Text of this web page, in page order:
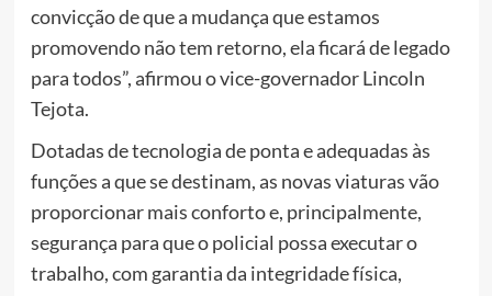
convicção de que a mudança que estamos
promovendo não tem retorno, ela ficará de legado
para todos”, afirmou o vice-governador Lincoln
Tejota.
Dotadas de tecnologia de ponta e adequadas às
funções a que se destinam, as novas viaturas vão
proporcionar mais conforto e, principalmente,
segurança para que o policial possa executar o
trabalho, com garantia da integridade física,